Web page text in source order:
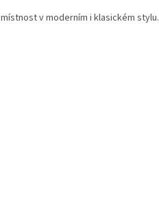
v moderním i klasickém stylu.